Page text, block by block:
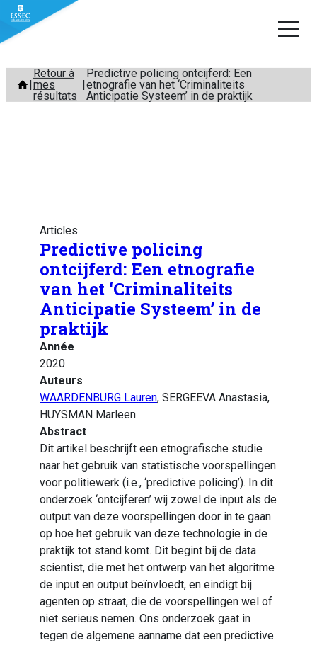
Aller
contenu
Retour à
mes
résultats
Predictive policing ontcijferd: Een
etnografie van het ‘Criminaliteits
Anticipatie Systeem’ in de praktijk
Articles
Predictive policing
ontcijferd: Een etnografie
van het ‘Criminaliteits
Anticipatie Systeem’ in de
praktijk
Année
2020
Auteurs
WAARDENBURG Lauren, SERGEEVA Anastasia,
HUYSMAN Marleen
Abstract
Dit artikel beschrijft een etnografische studie
naar het gebruik van statistische voorspellingen
voor politiewerk (i.e., ‘predictive policing’). In dit
onderzoek ‘ontcijferen’ wij zowel de input als de
output van deze voorspellingen door in te gaan
op hoe het gebruik van deze technologie in de
praktijk tot stand komt. Dit begint bij de data
scientist, die met het ontwerp van het algoritme
de input en output beïnvloedt, en eindigt bij
agenten op straat, die de voorspellingen wel of
niet serieus nemen. Ons onderzoek gaat in
tegen de algemene aanname dat een predictive